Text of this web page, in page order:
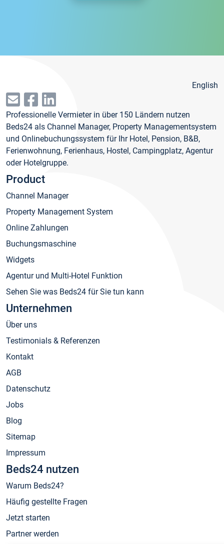
English
Professionelle Vermieter in über 150 Ländern nutzen
Beds24 als Channel Manager, Property Managementsystem
und Onlinebuchungssystem für Ihr Hotel, Pension, B&B,
Ferienwohnung, Ferienhaus, Hostel, Campingplatz, Agentur
oder Hotelgruppe.
Product
Channel Manager
Property Management System
Online Zahlungen
Buchungsmaschine
Widgets
Agentur und Multi-Hotel Funktion
Sehen Sie was Beds24 für Sie tun kann
Unternehmen
Über uns
Testimonials & Referenzen
Kontakt
AGB
Datenschutz
Jobs
Blog
Sitemap
Impressum
Beds24 nutzen
Warum Beds24?
Häufig gestellte Fragen
Jetzt starten
Partner werden